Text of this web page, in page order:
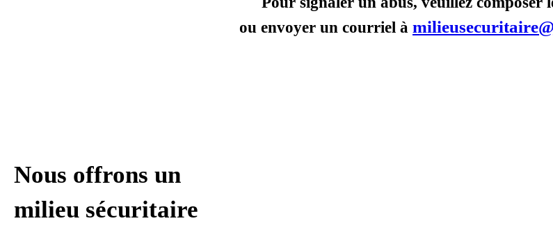
ou envoyer un courriel à
Nous offrons un
milieu sécuritaire